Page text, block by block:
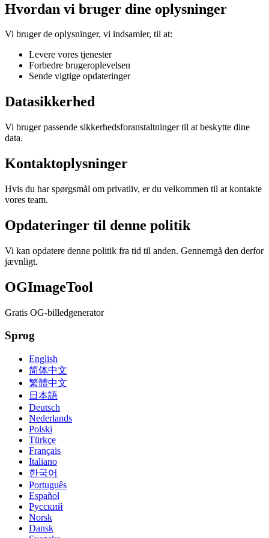
Hvordan vi bruger dine oplysninger
Vi bruger de oplysninger, vi indsamler, til at:
Levere vores tjenester
Forbedre brugeroplevelsen
Sende vigtige opdateringer
Datasikkerhed
Vi bruger passende sikkerhedsforanstaltninger til at beskytte dine
data.
Kontaktoplysninger
Hvis du har spørgsmål om privatliv, er du velkommen til at kontakte
vores team.
Opdateringer til denne politik
Vi kan opdatere denne politik fra tid til anden. Gennemgå den derfor
jævnligt.
OGImageTool
Gratis OG-billedgenerator
Sprog
English
简体中文
繁體中文
日本語
Deutsch
Nederlands
Polski
Türkçe
Français
Italiano
한국어
Português
Español
Русский
Norsk
Dansk